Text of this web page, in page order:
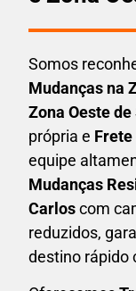
Somos
Mudanças na
Zona Oeste
própria e Frete
equipe
Mudanças
Carloscom
reduzidos,
destino rápido